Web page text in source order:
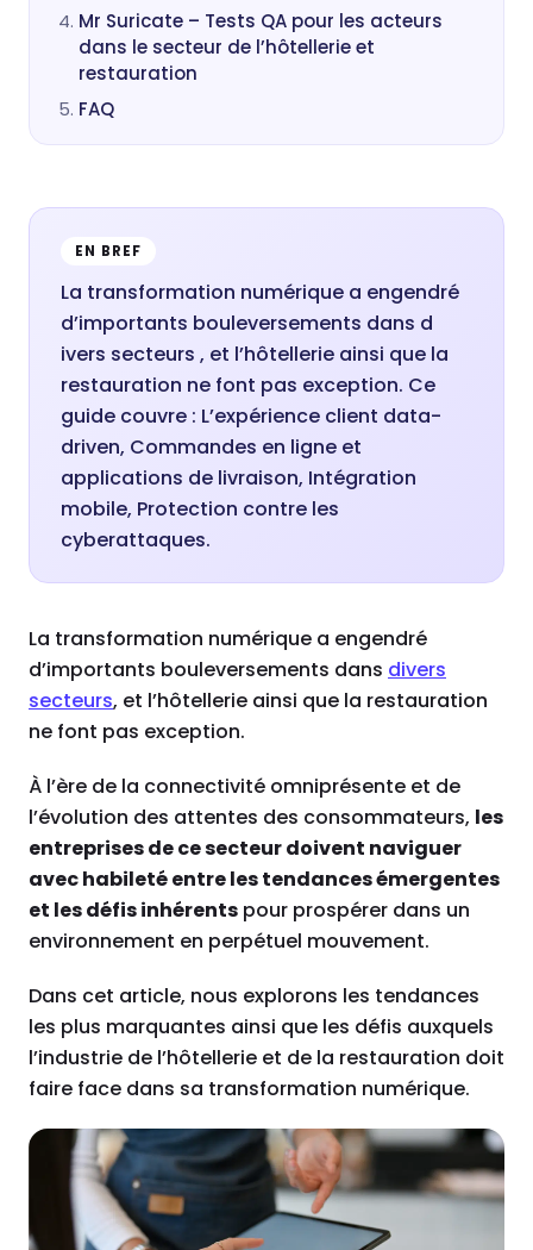
Mr Suricate – Tests QA pour les acteurs
dans le secteur de l’hôtellerie et
restauration
FAQ
EN BREF
La transformation numérique a engendré
d’importants bouleversements dans d
ivers secteurs , et l’hôtellerie ainsi que la
restauration ne font pas exception. Ce
guide couvre : L’expérience client data-
driven, Commandes en ligne et
applications de livraison, Intégration
mobile, Protection contre les
cyberattaques.
La transformation numérique a engendré
d’importants bouleversements dans divers
secteurs, et l’hôtellerie ainsi que la restauration
ne font pas exception.
À l’ère de la connectivité omniprésente et de
l’évolution des attentes des consommateurs, les
entreprises de ce secteur doivent naviguer
avec habileté entre les tendances émergentes
et les défis inhérents pour prospérer dans un
environnement en perpétuel mouvement.
Dans cet article, nous explorons les tendances
les plus marquantes ainsi que les défis auxquels
l’industrie de l’hôtellerie et de la restauration doit
faire face dans sa transformation numérique.